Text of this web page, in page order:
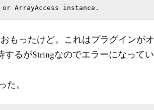
もったけど。これはプラグインがオ
るがStringなのでエラーになってい
。